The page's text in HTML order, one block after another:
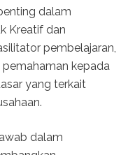
dalam
Kreatif dan
pembelajaran,
kepada
yang terkait
dalam